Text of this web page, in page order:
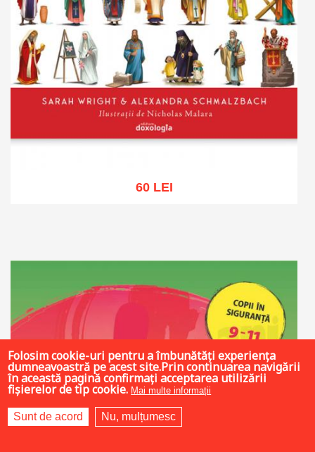
60 LEI
Folosim cookie-uri pentru a îmbunătăți experiența
dumneavoastră pe acest site.Prin continuarea navigării
în această pagină confirmați acceptarea utilizării
fișierelor de tip cookie. Mai multe informații
Sunt de acord Nu, mulțumesc